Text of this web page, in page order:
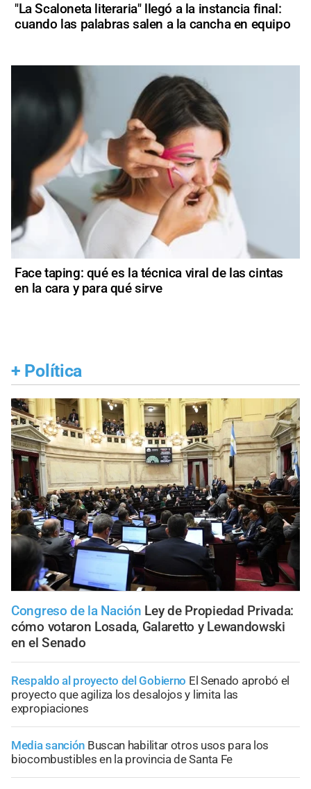
"La Scaloneta literaria" llegó a la instancia final:
cuando las palabras salen a la cancha en equipo
Face taping: qué es la técnica viral de las cintas
en la cara y para qué sirve
+ Política
Congreso de la Nación Ley de Propiedad Privada:
cómo votaron Losada, Galaretto y Lewandowski
en el Senado
Respaldo al proyecto del Gobierno El Senado aprobó el
proyecto que agiliza los desalojos y limita las
expropiaciones
Media sanción Buscan habilitar otros usos para los
biocombustibles en la provincia de Santa Fe